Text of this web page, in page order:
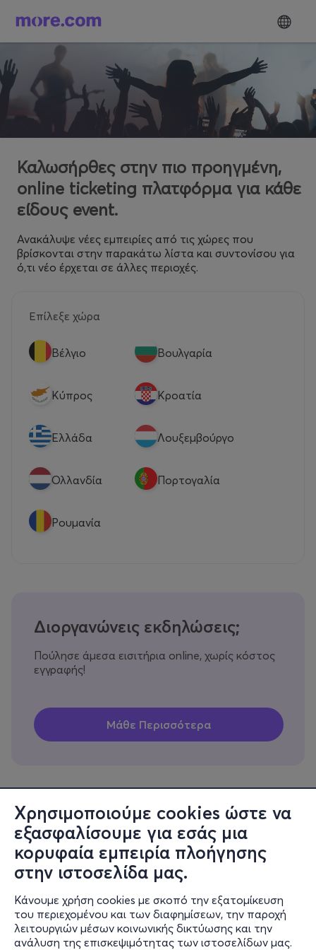
Χρησιμοποιούμε cookies ώστε να
εξασφαλίσουμε για εσάς μια
κορυφαία εμπειρία πλοήγησης
στην ιστοσελίδα μας.
Κάνουμε χρήση cookies με σκοπό την εξατομίκευση
του περιεχομένου και των διαφημίσεων, την παροχή
λειτουργιών μέσων κοινωνικής δικτύωσης και την
ανάλυση της επισκεψιμότητας των ιστοσελίδων μας.
Καλωσήρθες στην πιο προηγμένη,
online ticketing πλατφόρμα για κάθε
είδους event.
Ανακάλυψε νέες εμπειρίες από τις χώρες που
βρίσκονται στην παρακάτω λίστα και συντονίσου για
ό,τι νέο έρχεται σε άλλες περιοχές.
Επίλεξε χώρα
Βέλγιο Βουλγαρία
Κύπρος Κροατία
Eλλάδα Λουξεμβούργο
Ολλανδία Πορτογαλία
Ρουμανία
Διοργανώνεις εκδηλώσεις;
Πούλησε άμεσα εισιτήρια online, χωρίς κόστος
εγγραφής!
Πληροφορίες
Υποστήριξη
Stay Connected